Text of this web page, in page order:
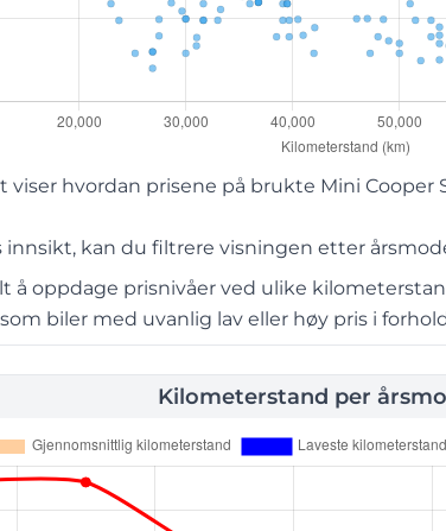
hvordan prisene på brukte Mini Cooper
innsikt, kan du filtrere visningen etter
å oppdage prisnivåer ved ulike
biler med uvanlig lav eller høy pris i
Kilometerstand per